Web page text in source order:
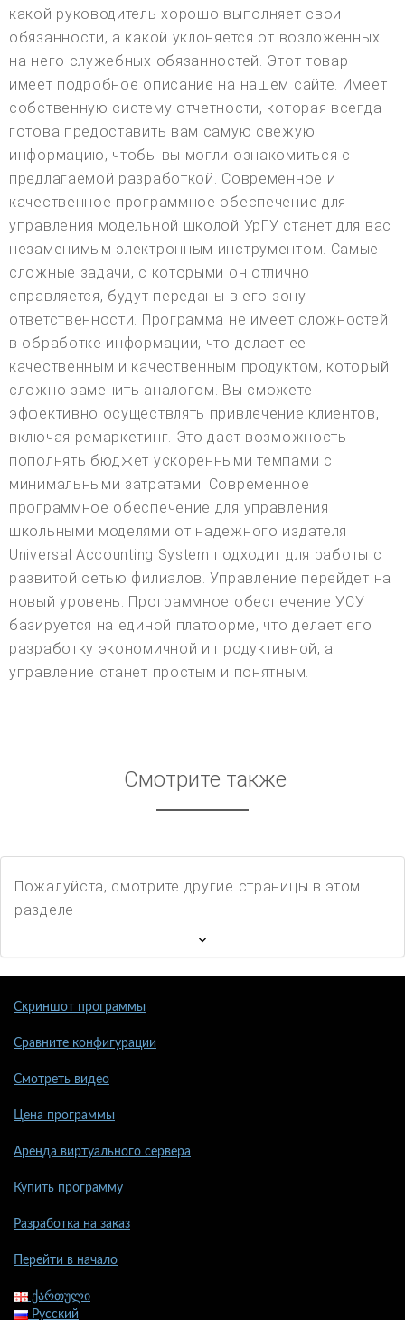
какой руководитель хорошо выполняет свои
обязанности, а какой уклоняется от возложенных
на него служебных обязанностей. Этот товар
имеет подробное описание на нашем сайте. Имеет
собственную систему отчетности, которая всегда
готова предоставить вам самую свежую
информацию, чтобы вы могли ознакомиться с
предлагаемой разработкой. Современное и
качественное программное обеспечение для
управления модельной школой УрГУ станет для вас
незаменимым электронным инструментом. Самые
сложные задачи, с которыми он отлично
справляется, будут переданы в его зону
ответственности. Программа не имеет сложностей
в обработке информации, что делает ее
качественным и качественным продуктом, который
сложно заменить аналогом. Вы сможете
эффективно осуществлять привлечение клиентов,
включая ремаркетинг. Это даст возможность
пополнять бюджет ускоренными темпами с
минимальными затратами. Современное
программное обеспечение для управления
школьными моделями от надежного издателя
Universal Accounting System подходит для работы с
развитой сетью филиалов. Управление перейдет на
новый уровень. Программное обеспечение УСУ
базируется на единой платформе, что делает его
разработку экономичной и продуктивной, а
управление станет простым и понятным.
Смотрите также
Пожалуйста, смотрите другие страницы в этом
разделе
Скриншот программы
Сравните конфигурации
Смотреть видео
Цена программы
Аренда виртуального сервера
Купить программу
Разработка на заказ
Перейти в начало
ქართული
Русский